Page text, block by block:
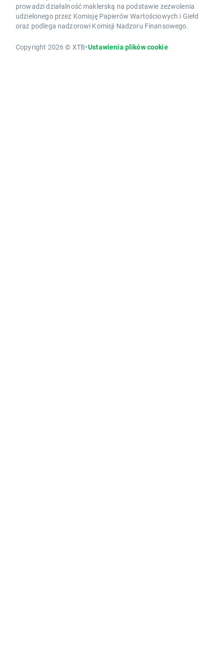
prowadzi działalność maklerską na podstawie zezwolenia
udzielonego przez Komisję Papierów Wartościowych i Giełd
oraz podlega nadzorowi Komisji Nadzoru Finansowego.
Copyright 2026 © XTB•Ustawienia plików cookie